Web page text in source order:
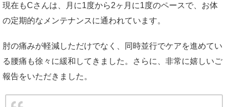
現在もCさんは、月に1度から2ヶ月に1度のペースで、お体
の定期的なメンテナンスに通われています。
肘の痛みが軽減しただけでなく、同時並行でケアを進めてい
る腰痛も徐々に緩和してきました。さらに、非常に嬉しいご
報告をいただきました。